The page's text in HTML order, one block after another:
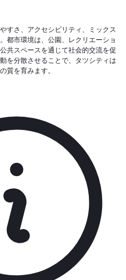
すさ、アクセシビリティ、ミックス
都市環境は、公園、レクリエーショ
共スペースを通じて社会的交流を促
を分散させることで、タツシティは
質を育みます。